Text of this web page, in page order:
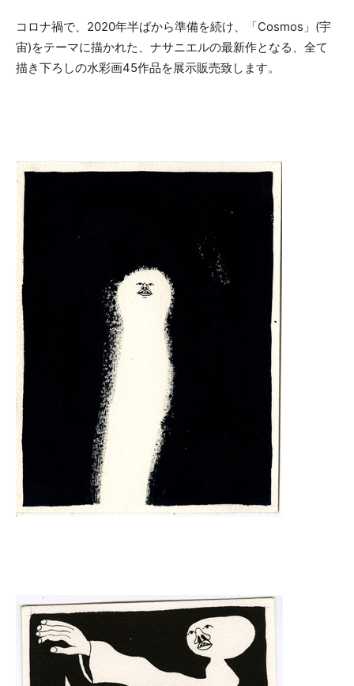
コロナ禍で、2020年半ばから準備を続け、「Cosmos」(宇
宙)をテーマに描かれた、ナサニエルの最新作となる、全て
描き下ろしの水彩画45作品を展示販売致します。